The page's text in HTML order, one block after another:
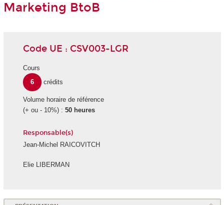
Marketing BtoB
Code UE : CSV003-LGR
Cours
6
crédits
Volume horaire de référence
(+ ou - 10%) : 50 heures
Responsable(s)
Jean-Michel RAICOVITCH
Elie LIBERMAN